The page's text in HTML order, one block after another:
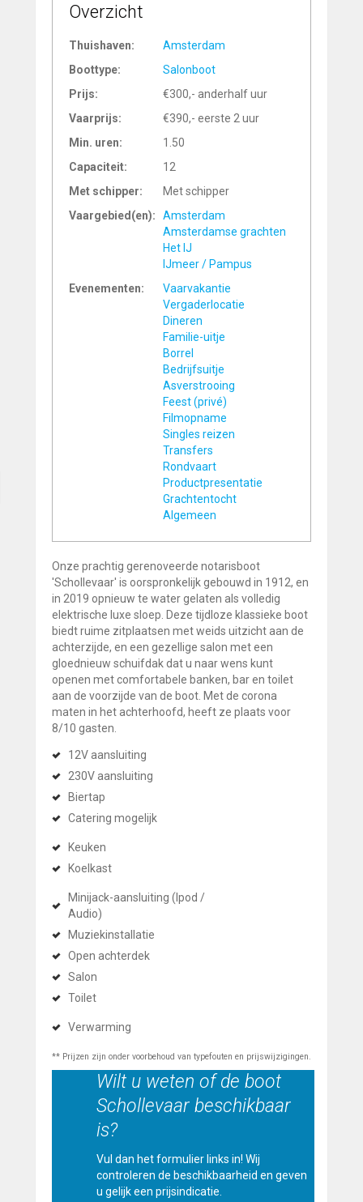
Overzicht
Thuishaven:
Amsterdam
Boottype:
Salonboot
Prijs:
€300,- anderhalf uur
Vaarprijs:
€390,- eerste 2 uur
Min. uren:
1.50
Capaciteit:
12
Met schipper:
Met schipper
Vaargebied(en):
Amsterdam
Amsterdamse grachten
Het IJ
IJmeer / Pampus
Evenementen:
Vaarvakantie
Vergaderlocatie
Dineren
Familie-uitje
Borrel
Bedrijfsuitje
Asverstrooing
Feest (privé)
Filmopname
Singles reizen
Transfers
Rondvaart
Productpresentatie
Grachtentocht
Algemeen
Onze prachtig gerenoveerde notarisboot
'Schollevaar' is oorspronkelijk gebouwd in 1912, en
in 2019 opnieuw te water gelaten als volledig
elektrische luxe sloep. Deze tijdloze klassieke boot
biedt ruime zitplaatsen met weids uitzicht aan de
achterzijde, en een gezellige salon met een
gloednieuw schuifdak dat u naar wens kunt
openen met comfortabele banken, bar en toilet
aan de voorzijde van de boot. Met de corona
maten in het achterhoofd, heeft ze plaats voor
8/10 gasten.
12V aansluiting
230V aansluiting
Biertap
Catering mogelijk
Keuken
Koelkast
Minijack-aansluiting (Ipod /
Audio)
Muziekinstallatie
Open achterdek
Salon
Toilet
Verwarming
** Prijzen zijn onder voorbehoud van typefouten en prijswijzigingen.
Wilt u weten of de boot
Schollevaar beschikbaar
is?
Vul dan het formulier links in! Wij
controleren de beschikbaarheid en geven
u gelijk een prijsindicatie.